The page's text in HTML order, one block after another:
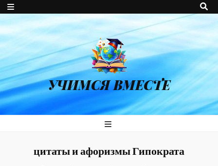
УЧИМСЯ ВМЕСТЕ
цитаты и афоризмы Гипократа